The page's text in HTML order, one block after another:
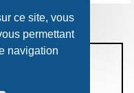
ce site, vous
permettant
navigation